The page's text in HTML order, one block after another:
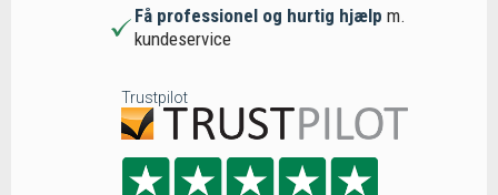
Få professionel og hurtig hjælp m.
kundeservice
Trustpilot